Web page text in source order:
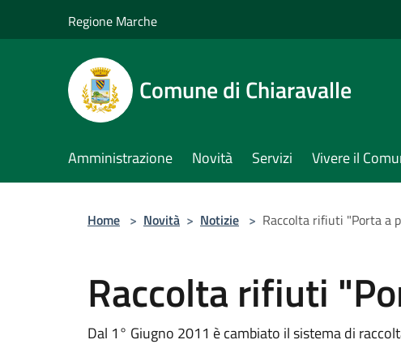
Regione Marche
Comune di Chiaravalle
Amministrazione Novità Servizi Vivere il
Home > Novità > Notizie > Raccolta rifiuti "Porta a
Raccolta rifiuti
Dal 1° Giugno 2011 è cambiato il sistema di